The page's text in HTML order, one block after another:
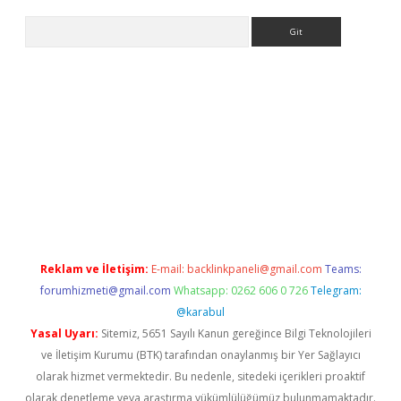
Reklam ve İletişim: E-mail: backlinkpaneli@gmail.com Teams:
forumhizmeti@gmail.com Whatsapp: 0262 606 0 726 Telegram:
@karabul
Yasal Uyarı: Sitemiz, 5651 Sayılı Kanun gereğince Bilgi Teknolojileri
ve İletişim Kurumu (BTK) tarafından onaylanmış bir Yer Sağlayıcı
olarak hizmet vermektedir. Bu nedenle, sitedeki içerikleri proaktif
olarak denetleme veya araştırma yükümlülüğümüz bulunmamaktadır.